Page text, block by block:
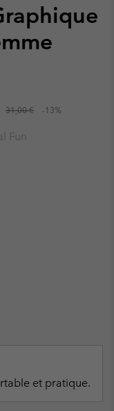
31,00 € -13%
Fun
et pratique.